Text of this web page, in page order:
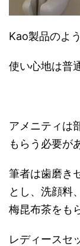
Kao製品のよ
使い心地は普
アメニティは
もらう必要が
筆者は歯磨き
とし、洗顔料
梅昆布茶をも
レディースセ